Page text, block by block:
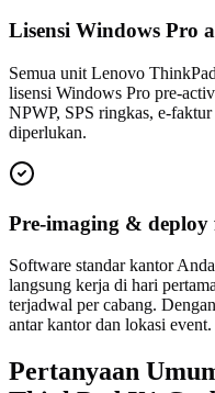
Lisensi Windows Pro
Semua unit Lenovo
lisensi Windows Pro pre-
NPWP, SPS ringkas, e-
diperlukan.
Pre-imaging & deploy
Software standar kantor
langsung kerja di hari
terjadwal per cabang.
antar kantor dan lokasi event.
Pertanyaan